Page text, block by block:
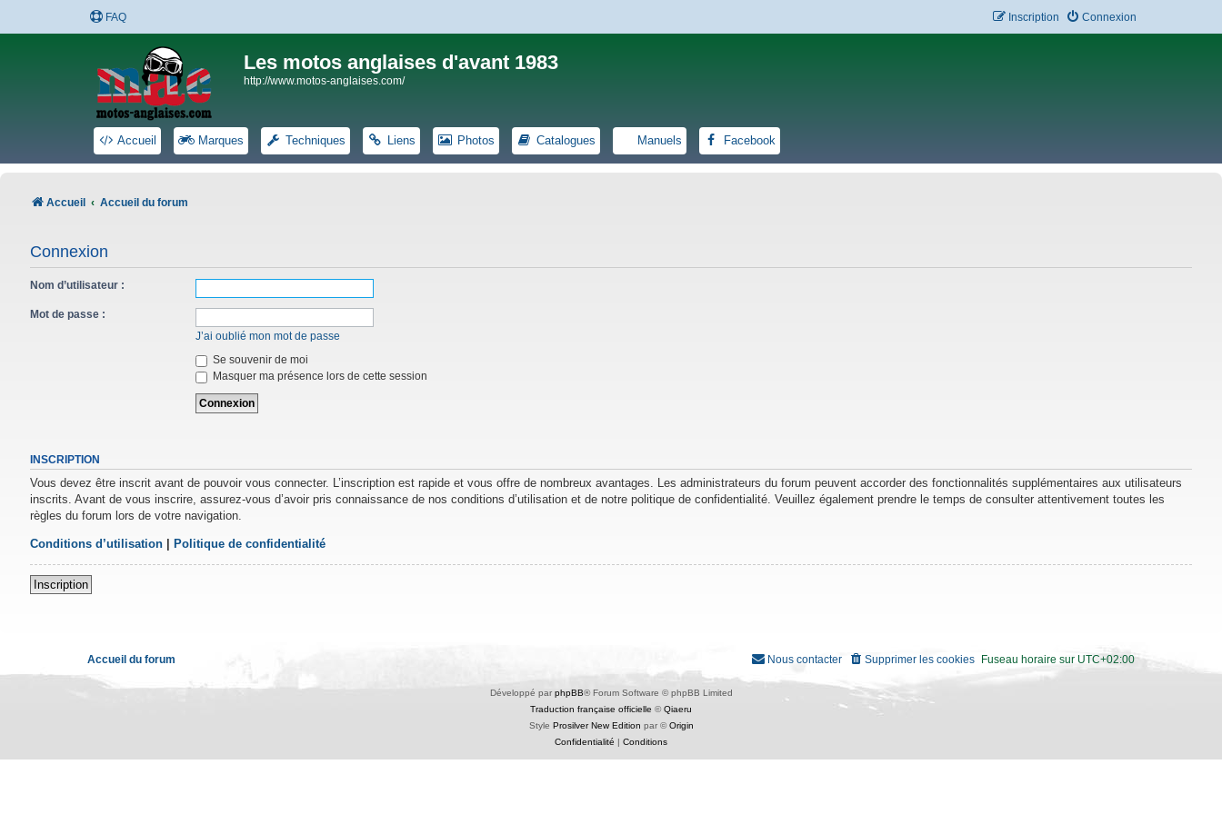
FAQ Connexion
Inscription
Les motos anglaises d'avant 1983
http://www.motos-anglaises.com/
Accueil Marques Techniques Liens Photos Catalogues Manuels Facebook
Accueil Accueil du forum
Connexion
Nom d’utilisateur :
Mot de passe :
J’ai oublié mon mot de passe
Se souvenir de moi
Masquer ma présence lors de cette session
INSCRIPTION
Vous devez être inscrit avant de pouvoir vous connecter. L’inscription est rapide et vous offre de nombreux avantages. Les administrateurs du forum peuvent accorder des fonctionnalités supplémentaires aux utilisateurs
inscrits. Avant de vous inscrire, assurez-vous d’avoir pris connaissance de nos conditions d’utilisation et de notre politique de confidentialité. Veuillez également prendre le temps de consulter attentivement toutes les
règles du forum lors de votre navigation.
Conditions d’utilisation Politique de confidentialité
Inscription
Accueil du forum Fuseau horaire sur UTC+02:00
Supprimer les cookies
Nous contacter
Développé par phpBB® Forum Software © phpBB Limited
Traduction française officielle ©Qiaeru
Style Prosilver New Edition par ©Origin
Confidentialité
Conditions